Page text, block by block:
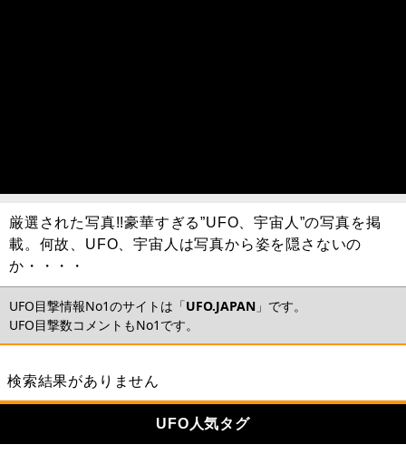
厳選された写真!!豪華すぎる”UFO、宇宙人”の写真を掲
載。何故、UFO、宇宙人は写真から姿を隠さないの
か・・・・
UFO目撃情報No1のサイトは「UFO.JAPAN 」です。
UFO目撃数コメントもNo1です。
検索結果がありません
UFO人気タグ